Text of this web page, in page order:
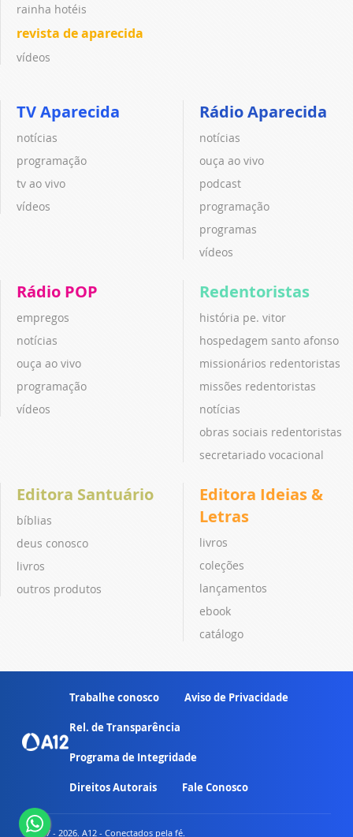
rainha hotéis
revista de aparecida
vídeos
TV Aparecida
notícias
programação
tv ao vivo
vídeos
Rádio Aparecida
notícias
ouça ao vivo
podcast
programação
programas
vídeos
Rádio POP
empregos
notícias
ouça ao vivo
programação
vídeos
Redentoristas
história pe. vitor
hospedagem santo afonso
missionários redentoristas
missões redentoristas
notícias
obras sociais redentoristas
secretariado vocacional
Editora Santuário
bíblias
deus conosco
livros
outros produtos
Editora Ideias &
Letras
livros
coleções
lançamentos
ebook
catálogo
Trabalhe conosco Aviso de Privacidade
Rel. de Transparência
Programa de Integridade
Direitos Autorais Fale Conosco
© 2007 - 2026. A12 - Conectados pela fé.